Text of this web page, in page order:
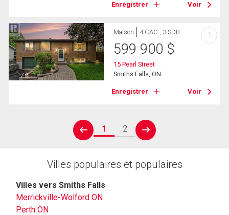
Enregistrer Voir
Maison 4 CAC , 3 SDB
599 900 $
15 Pearl Street
Smiths Falls, ON
Enregistrer Voir
?
prev
1 2
next
Villes populaires et populaires
Villes vers Smiths Falls
Merrickville-Wolford ON
Perth ON